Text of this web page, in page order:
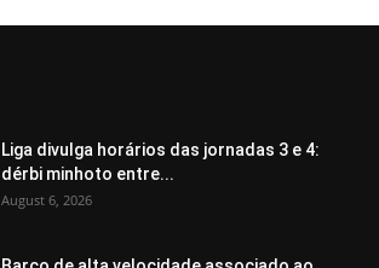
Liga divulga horários das jornadas 3 e 4:
dérbi minhoto entre...
August 6, 2026